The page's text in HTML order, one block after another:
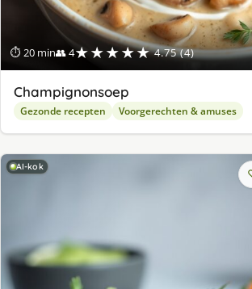
⏱ 20 min👥 4★★★★★ 4.75 (4)
Champignonsoep
Gezonde recepten Voorgerechten & amuses
AI-kok